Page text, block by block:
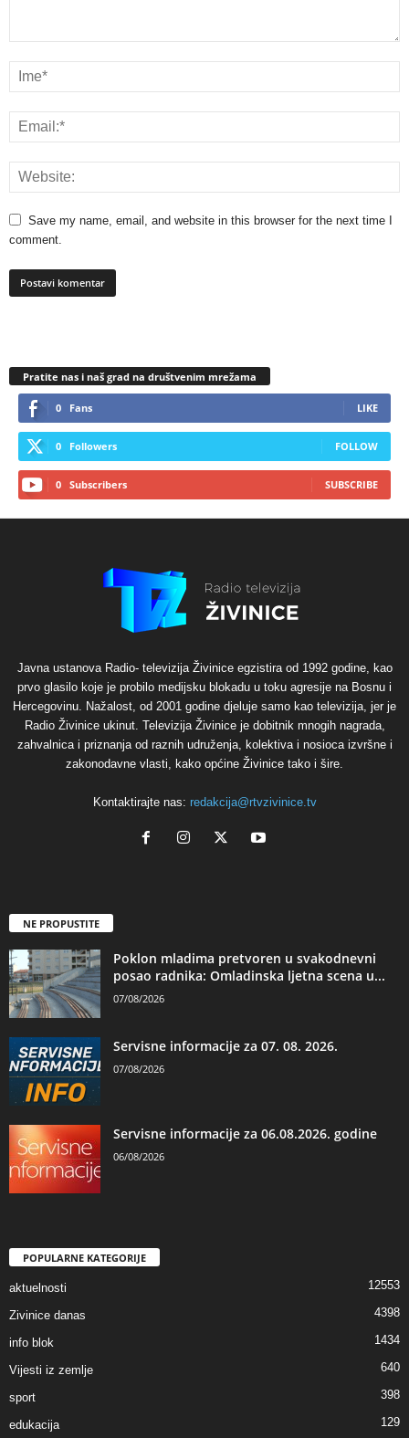
Save my name, email, and website in this browser for the next time I
comment.
Pratite nas i naš grad na društvenim mrežama
0 Fans LIKE
0 Followers FOLLOW
0 Subscribers SUBSCRIBE
Javna ustanova Radio- televizija Živinice egzistira od 1992 godine, kao
prvo glasilo koje je probilo medijsku blokadu u toku agresije na Bosnu i
Hercegovinu. Nažalost, od 2001 godine djeluje samo kao televizija, jer je
Radio Živinice ukinut. Televizija Živinice je dobitnik mnogih nagrada,
zahvalnica i priznanja od raznih udruženja, kolektiva i nosioca izvršne i
zakonodavne vlasti, kako općine Živinice tako i šire.
Kontaktirajte nas: redakcija@rtvzivinice.tv
NE PROPUSTITE
Poklon mladima pretvoren u svakodnevni
posao radnika: Omladinska ljetna scena u...
07/08/2026
Servisne informacije za 07. 08. 2026.
07/08/2026
Servisne informacije za 06.08.2026. godine
06/08/2026
POPULARNE KATEGORIJE
aktuelnosti 12553
Zivinice danas 4398
info blok 1434
Vijesti iz zemlje 640
sport 398
edukacija 129